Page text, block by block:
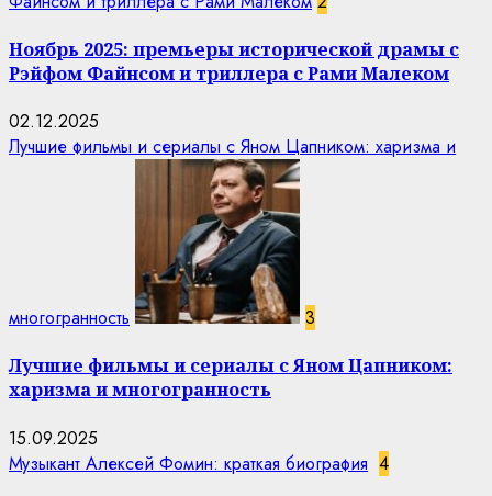
Ноябрь 2025: премьеры исторической драмы с
Рэйфом Файнсом и триллера с Рами Малеком
02.12.2025
Лучшие фильмы и сериалы с Яном Цапником: харизма и
многогранность 3
Лучшие фильмы и сериалы с Яном Цапником:
харизма и многогранность
15.09.2025
Музыкант Алексей Фомин: краткая биография 4